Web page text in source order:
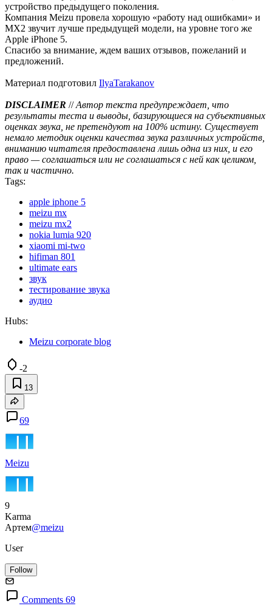
устройство предыдущего поколения.
Компания Meizu провела хорошую «работу над ошибками» и
MX2 звучит лучше предыдущей модели, на уровне того же
Apple iPhone 5.
Спасибо за внимание, ждем ваших отзывов, пожеланий и
предложений.
Материал подготовил IlyaTarakanov
DISCLAIMER //Автор текста предупреждает, что
результаты теста и выводы, базирующиеся на субъективных
оценках звука, не претендуют на 100% истину. Существует
немало методик оценки качества звука различных устройств,
вниманию читателя предоставлена лишь одна из них, и его
право — соглашаться или не соглашаться с ней как целиком,
так и частично.
Tags:
apple iphone 5
meizu mx
meizu mx2
nokia lumia 920
xiaomi mi-two
hifiman 801
ultimate ears
звук
тестирование звука
аудио
Hubs:
Meizu corporate blog
-2
13
69
Meizu
9
Karma
Артем@meizu
User
Follow
Comments 69